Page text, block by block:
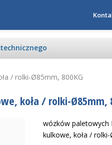
/ rolki-Ø85mm, 800KG
koła / rolki-Ø85mm,
wózków paletowych
kulkowe, koła /